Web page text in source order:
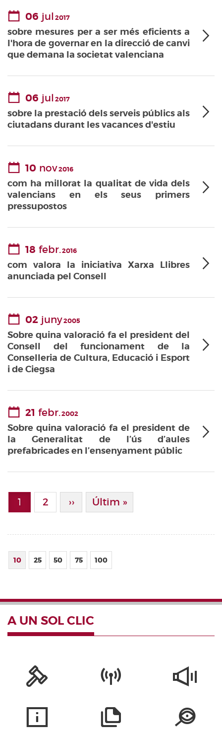
06 jul2017
sobre mesures per a ser més eficients a
l'hora de governar en la direcció de canvi
que demana la societat valenciana
06 jul2017
sobre la prestació dels serveis públics als
ciutadans durant les vacances d'estiu
10 nov2016
com ha millorat la qualitat de vida dels
valencians en els seus primers
pressupostos
18 febr.2016
com valora la iniciativa Xarxa Llibres
anunciada pel Consell
02 juny2005
Sobre quina valoració fa el president del
Consell del funcionament de la
Conselleria de Cultura, Educació i Esport
i de Ciegsa
21 febr.2002
Sobre quina valoració fa el president de
la Generalitat de l’ús d’aules
prefabricades en l’ensenyament públic
Pàgina actual
1 Page
2 Pàgina Següent
›› Última Pàgina
Últim »
10 25 50 75 100
A UN SOL CLIC